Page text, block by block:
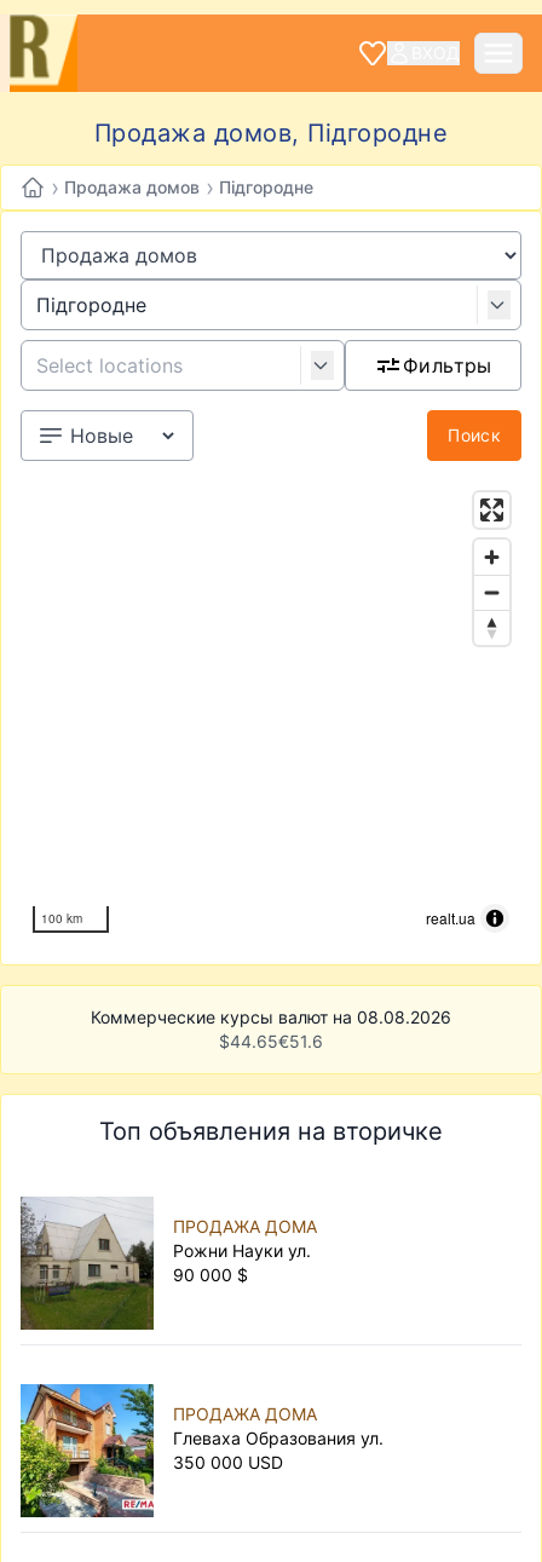
Продажа домов, Підгородне
› Продажа домов › Підгородне
Фильтры
Поиск
100 km realt.ua
Коммерческие курсы валют на 08.08.2026
$44.65€51.6
Топ объявления на вторичке
ПРОДАЖА ДОМА
Рожни Науки ул.
90 000 $
ПРОДАЖА ДОМА
Глеваха Образования ул.
350 000 USD